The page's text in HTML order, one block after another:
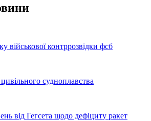
військової контррозвідки фсб
судноплавства
від Гегсета щодо дефіциту ракет